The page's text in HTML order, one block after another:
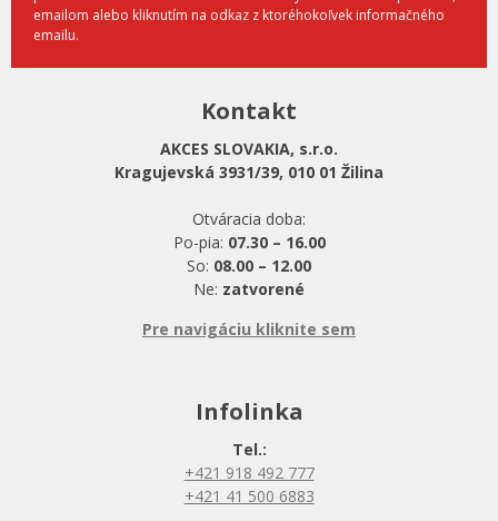
emailom alebo kliknutím na odkaz z ktoréhokoľvek informačného
emailu.
Kontakt
AKCES SLOVAKIA, s.r.o.
Kragujevská 3931/39, 010 01 Žilina
Otváracia doba:
Po-pia: 07.30 – 16.00
So: 08.00 – 12.00
Ne: zatvorené
Pre navigáciu kliknite sem
Infolinka
Tel.:
+421 918 492 777
+421 41 500 6883